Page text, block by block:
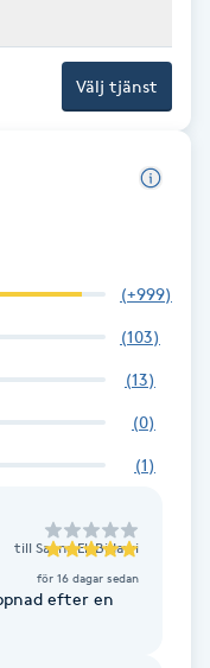
Välj tjänst
(+999)
(103)
(13)
(0)
(1)
till Sanna El-Bidawi
för 16 dagar sedan
efter en